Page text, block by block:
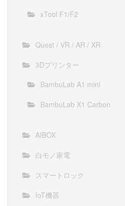
xTool F1/F2
Quest / VR / AR / XR
3Dプリンター
BambuLab A1 mini
BambuLab X1 Carbon
AIBOX
白モノ家電
スマートロック
IoT機器